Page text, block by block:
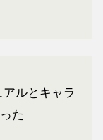
ルとキャラ
た